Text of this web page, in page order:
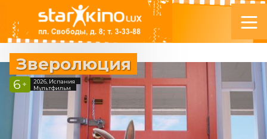
Зверолюция
6 +
2026, Испания
Мультфильм